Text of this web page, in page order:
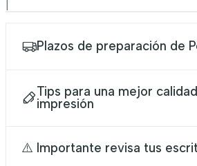
Plazos de preparación de
Tips para una mejor
impresión
⚠️ Importante revisa tus